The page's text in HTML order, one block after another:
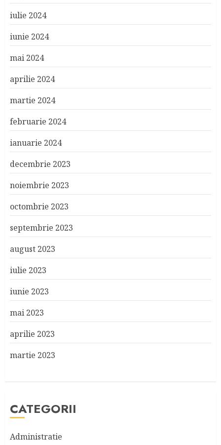
iulie 2024
iunie 2024
mai 2024
aprilie 2024
martie 2024
februarie 2024
ianuarie 2024
decembrie 2023
noiembrie 2023
octombrie 2023
septembrie 2023
august 2023
iulie 2023
iunie 2023
mai 2023
aprilie 2023
martie 2023
CATEGORII
Administratie